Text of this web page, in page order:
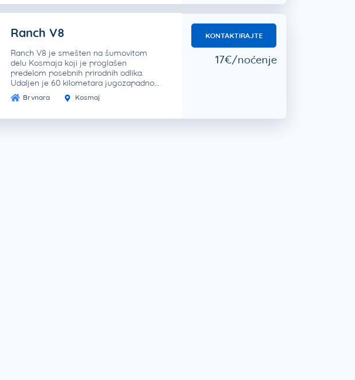
Ranch V8
Ranch V8 je smešten na šumovitom
delu Kosmaja koji je proglašen
predelom posebnih prirodnih odlika.
Udaljen je 60 kilometara jugozapadno…
Brvnara Kosmaj
KONTAKTIRAJTE
17€/noćenje